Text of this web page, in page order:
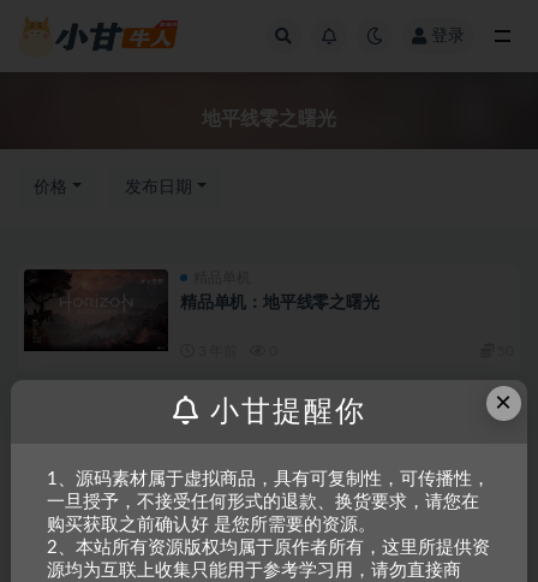
登录
地平线零之曙光
价格 发布日期
精品单机：地平线零之曙光
Copyright © 2023 小甘牛人资源网 - All rights reserved
粤ICP备2023002201
号-1
本站是一个坚持做精品资源的网站，会长期坚持更新资源，以共享为原则，尊
重原创，如需搬资源请先与站长沟通，恶意搬运封禁账号。
×
小甘提醒你
1、源码素材属于虚拟商品，具有可复制性，可传播性，
一旦授予，不接受任何形式的退款、换货要求，请您在
购买获取之前确认好 是您所需要的资源。
2、本站所有资源版权均属于原作者所有，这里所提供资
源均为互联上收集只能用于参考学习用，请勿直接商